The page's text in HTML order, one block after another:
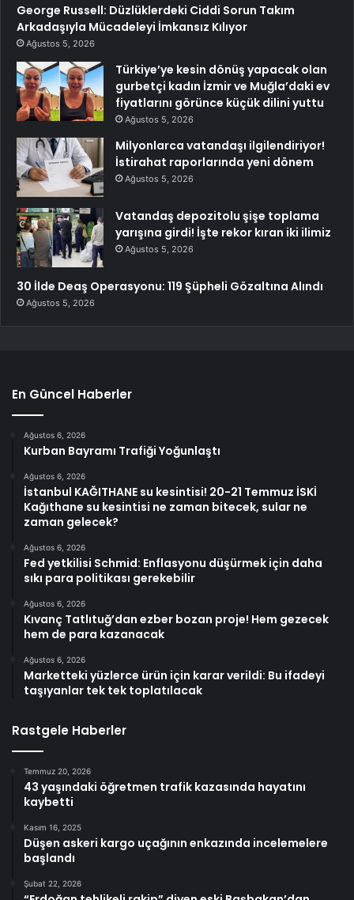
George Russell: Düzlüklerdeki Ciddi Sorun Takım
Arkadaşıyla Mücadeleyi İmkansız Kılıyor
Ağustos 5, 2026
Türkiye’ye kesin dönüş yapacak olan
gurbetçi kadın İzmir ve Muğla’daki ev
fiyatlarını görünce küçük dilini yuttu
Ağustos 5, 2026
Milyonlarca vatandaşı ilgilendiriyor!
İstirahat raporlarında yeni dönem
Ağustos 5, 2026
Vatandaş depozitolu şişe toplama
yarışına girdi! İşte rekor kıran iki ilimiz
Ağustos 5, 2026
30 İlde Deaş Operasyonu: 119 Şüpheli Gözaltına Alındı
Ağustos 5, 2026
En Güncel Haberler
Ağustos 6, 2026
Kurban Bayramı Trafiği Yoğunlaştı
Ağustos 6, 2026
İstanbul KAĞITHANE su kesintisi! 20-21 Temmuz İSKİ
Kağıthane su kesintisi ne zaman bitecek, sular ne
zaman gelecek?
Ağustos 6, 2026
Fed yetkilisi Schmid: Enflasyonu düşürmek için daha
sıkı para politikası gerekebilir
Ağustos 6, 2026
Kıvanç Tatlıtuğ’dan ezber bozan proje! Hem gezecek
hem de para kazanacak
Ağustos 6, 2026
Marketteki yüzlerce ürün için karar verildi: Bu ifadeyi
taşıyanlar tek tek toplatılacak
Rastgele Haberler
Temmuz 20, 2026
43 yaşındaki öğretmen trafik kazasında hayatını
kaybetti
Kasım 16, 2025
Düşen askeri kargo uçağının enkazında incelemelere
başlandı
Şubat 22, 2026